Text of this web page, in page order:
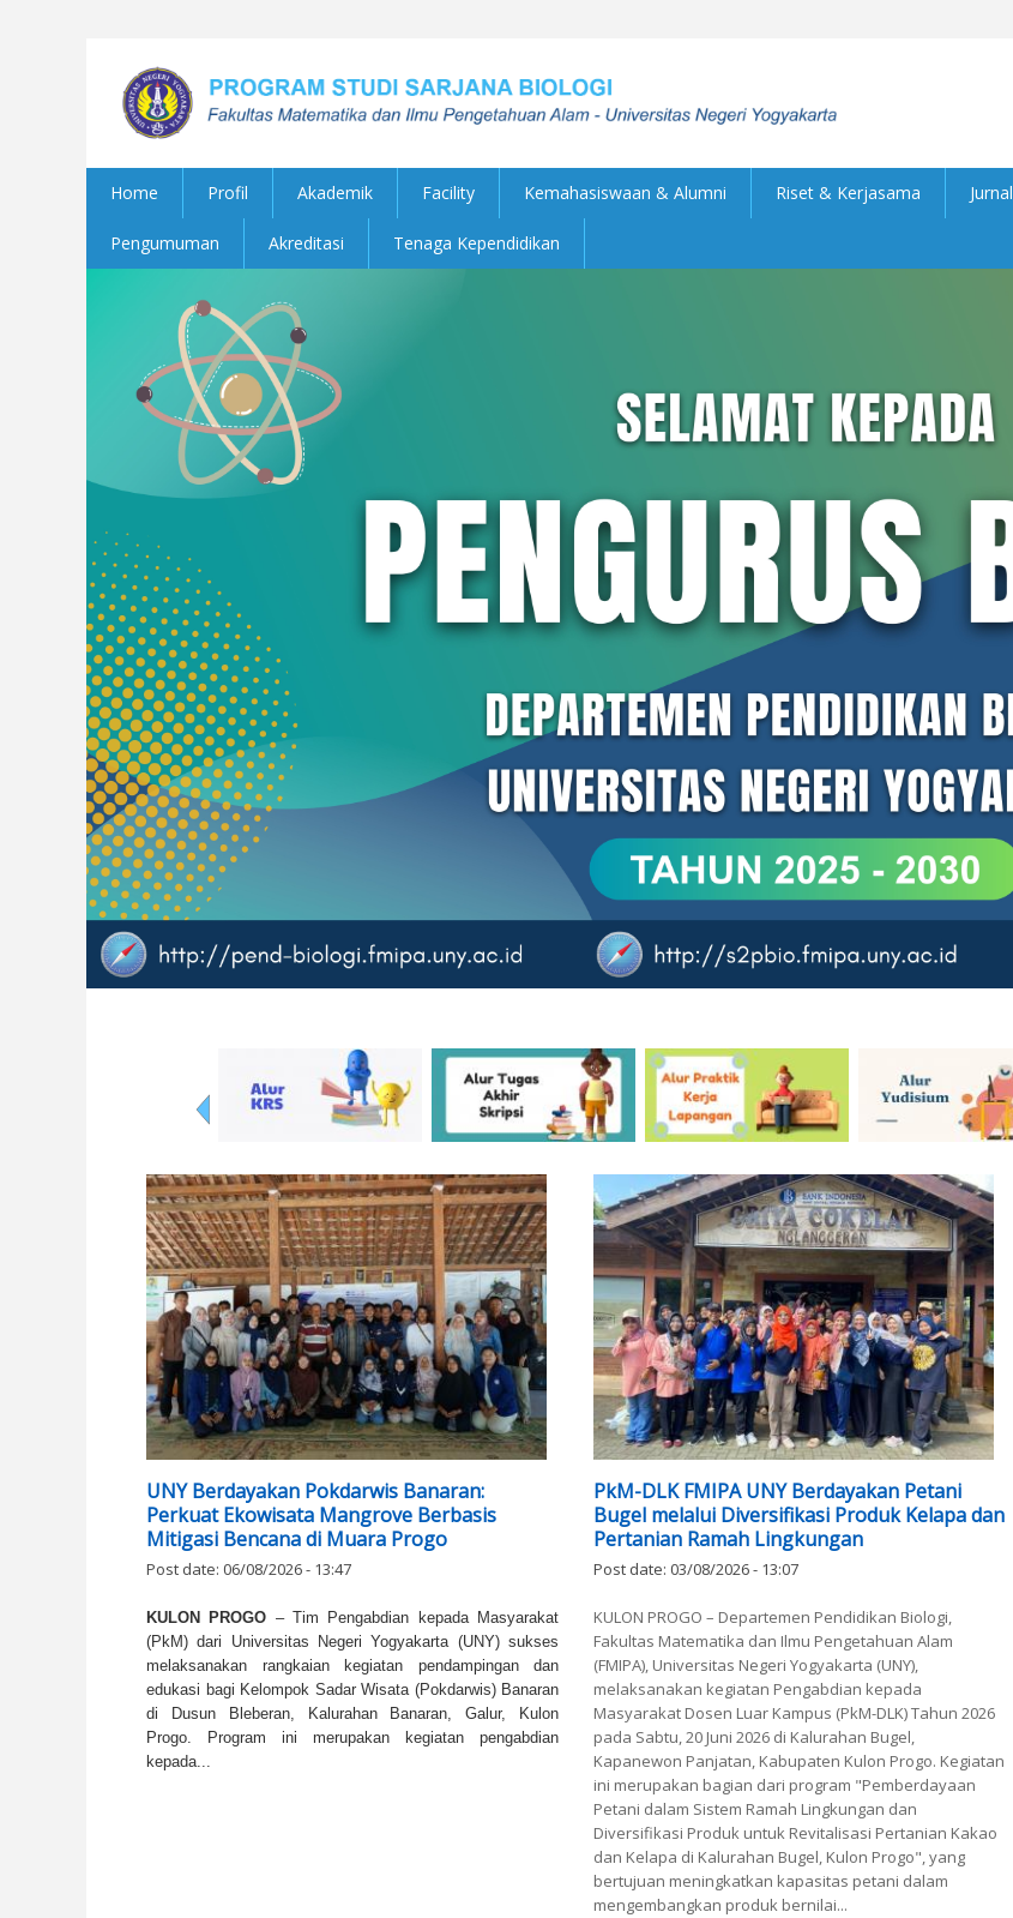
Home Profil Akademik Facility Kemahasiswaan & Alumni Riset & Kerjasama Jurnal
Pengumuman Akreditasi Tenaga Kependidikan
UNY Berdayakan Pokdarwis Banaran:
Perkuat Ekowisata Mangrove Berbasis
Mitigasi Bencana di Muara Progo
Post date: 06/08/2026 - 13:47
KULON PROGO – Tim Pengabdian kepada Masyarakat
(PkM) dari Universitas Negeri Yogyakarta (UNY) sukses
melaksanakan rangkaian kegiatan pendampingan dan
edukasi bagi Kelompok Sadar Wisata (Pokdarwis) Banaran
di Dusun Bleberan, Kalurahan Banaran, Galur, Kulon
Progo. Program ini merupakan kegiatan pengabdian
kepada...
PkM-DLK FMIPA UNY Berdayakan Petani
Bugel melalui Diversifikasi Produk Kelapa dan
Pertanian Ramah Lingkungan
Post date: 03/08/2026 - 13:07
KULON PROGO – Departemen Pendidikan Biologi,
Fakultas Matematika dan Ilmu Pengetahuan Alam
(FMIPA), Universitas Negeri Yogyakarta (UNY),
melaksanakan kegiatan Pengabdian kepada
Masyarakat Dosen Luar Kampus (PkM-DLK) Tahun 2026
pada Sabtu, 20 Juni 2026 di Kalurahan Bugel,
Kapanewon Panjatan, Kabupaten Kulon Progo. Kegiatan
ini merupakan bagian dari program "Pemberdayaan
Petani dalam Sistem Ramah Lingkungan dan
Diversifikasi Produk untuk Revitalisasi Pertanian Kakao
dan Kelapa di Kalurahan Bugel, Kulon Progo", yang
bertujuan meningkatkan kapasitas petani dalam
mengembangkan produk bernilai...